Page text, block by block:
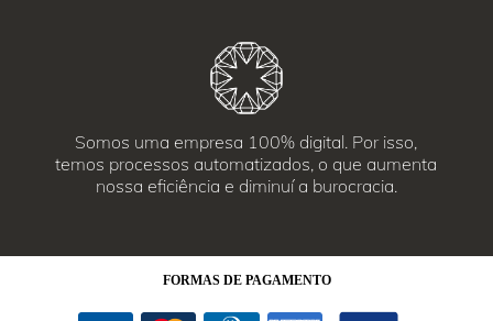
Somos uma empresa 100% digital. Por isso,
temos processos automatizados, o que aumenta
nossa eficiência e diminuí a burocracia.
FORMAS DE PAGAMENTO